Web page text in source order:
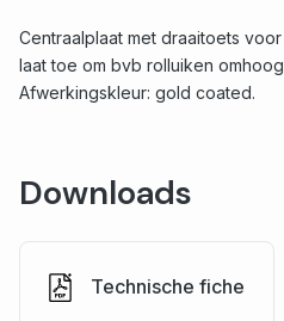
Centraalplaat met draaitoets
laat toe om bvb rolluiken
Afwerkingskleur: gold coated.
Downloads
Technische fiche